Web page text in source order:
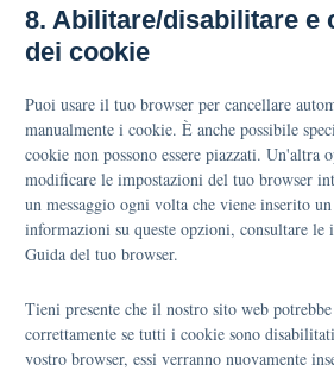
8. Abilitare/disabilitare e
dei cookie
Puoi usare il tuo browser per cancellare
manualmente i cookie. È anche possibile
cookie non possono essere piazzati. Un'altra
modificare le impostazioni del tuo browser
un messaggio ogni volta che viene inserito
informazioni su queste opzioni, consultare le
Guida del tuo browser.
Tieni presente che il nostro sito web
correttamente se tutti i cookie sono
vostro browser, essi verranno nuovamente